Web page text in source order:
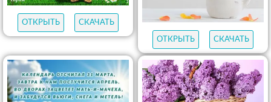
ОТКРЫТЬ СКАЧАТЬ
ОТКРЫТЬ СКАЧАТЬ